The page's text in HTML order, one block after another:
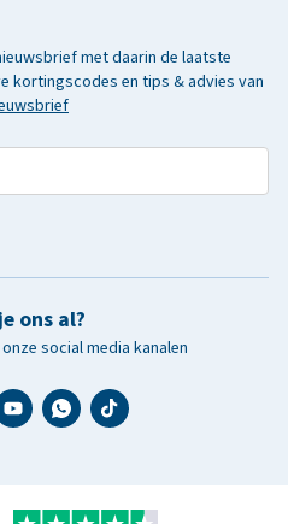
met daarin de laatste
kortingscodes en tips & advies van
ons al?
social media kanalen